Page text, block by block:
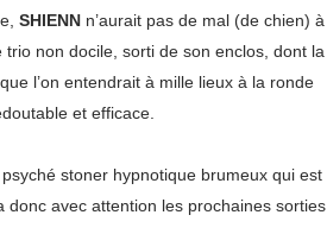
SHIENN n’aurait pas de mal (de chien) à
non docile, sorti de son enclos, dont la
l’on entendrait à mille lieux à la ronde
et efficace.
stoner hypnotique brumeux qui est
donc avec attention les prochaines sorties